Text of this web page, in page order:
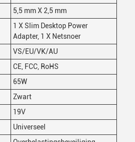
5,5 mm X 2,5 mm
1 X Slim Desktop Power
Adapter, 1 X Netsnoer
VS/EU/VK/AU
CE, FCC, RoHS
65W
Zwart
19V
Universeel